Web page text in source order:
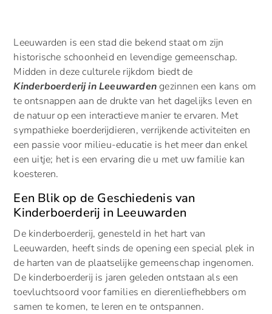
Leeuwarden is een stad die bekend staat om zijn
historische schoonheid en levendige gemeenschap.
Midden in deze culturele rijkdom biedt de
Kinderboerderij in Leeuwardengezinnen een kans om
te ontsnappen aan de drukte van het dagelijks leven en
de natuur op een interactieve manier te ervaren. Met
sympathieke boerderijdieren, verrijkende activiteiten en
een passie voor milieu-educatie is het meer dan enkel
een uitje; het is een ervaring die u met uw familie kan
koesteren.
Een Blik op de Geschiedenis van
Kinderboerderij in Leeuwarden
De kinderboerderij, genesteld in het hart van
Leeuwarden, heeft sinds de opening een special plek in
de harten van de plaatselijke gemeenschap ingenomen.
De kinderboerderij is jaren geleden ontstaan als een
toevluchtsoord voor families en dierenliefhebbers om
samen te komen, te leren en te ontspannen.